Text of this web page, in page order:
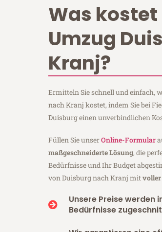
Was kostet
Umzug
Kranj?
Ermitteln Sie schnell und einfach,
nach Kranj kostet, indem Sie bei
Duisburg einen unverbindlichen
Füllen Sie unserOnline-Formular
maßgeschneiderte Lösung, die
Bedürfnisse und Ihr Budget
von Duisburg nach Kranj mit
Unsere Preise werden
Bedürfnisse